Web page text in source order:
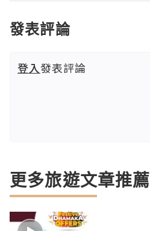
發表評論
登入發表評論
更多旅遊文章推薦